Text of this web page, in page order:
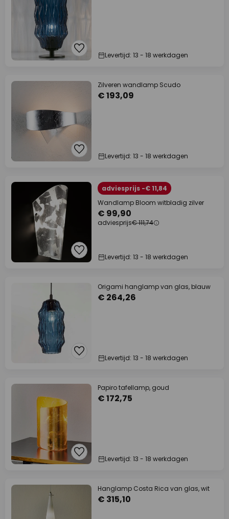
Levertijd: 13 - 18 werkdagen
Zilveren wandlamp Scudo
€ 193,09
Levertijd: 13 - 18 werkdagen
adviesprijs -€ 11,84
Wandlamp Bloom witbladig zilver
€ 99,90
adviesprijs€ 111,74
Levertijd: 13 - 18 werkdagen
Origami hanglamp van glas, blauw
€ 264,26
Levertijd: 13 - 18 werkdagen
Papiro tafellamp, goud
€ 172,75
Levertijd: 13 - 18 werkdagen
Hanglamp Costa Rica van glas, wit
€ 315,10